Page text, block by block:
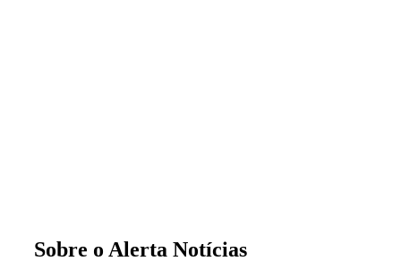
Sobre o Alerta Notícias